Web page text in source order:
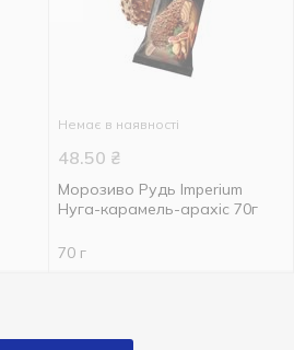
Немає в наявності
48.50 ₴
Морозиво Рудь Imperium
Нуга-карамель-арахіс 70г
70 г